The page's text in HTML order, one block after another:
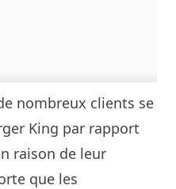
nombreux clients se
King par rapport
raison de leur
que les